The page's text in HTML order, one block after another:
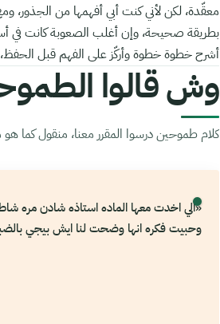
معقّدة، لكن لأني كنت أبي أفهمها من
بطريقة صحيحة، وإن أغلب الصعوبة كانت في
أشرح خطوة خطوة وأركّز على الفهم قبل
وش قالوا
كلام طموحين درسوا المقرر معنا، منقول كما هو
«الي اخدت معها الماده استاذه شادن مره
وحبيت فكره انها وضحت لنا ايش بيجي